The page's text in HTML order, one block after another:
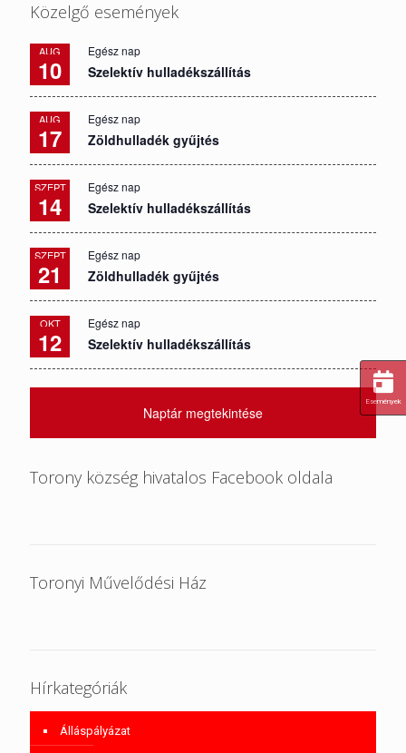
Közelgő események
AUG
10
Egész nap
Szelektív hulladékszállítás
AUG
17
Egész nap
Zöldhulladék gyűjtés
SZEPT
14
Egész nap
Szelektív hulladékszállítás
SZEPT
21
Egész nap
Zöldhulladék gyűjtés
OKT
12
Egész nap
Szelektív hulladékszállítás
Naptár megtekintése
Torony község hivatalos Facebook oldala
Toronyi Művelődési Ház
Hírkategóriák
Álláspályázat
Események